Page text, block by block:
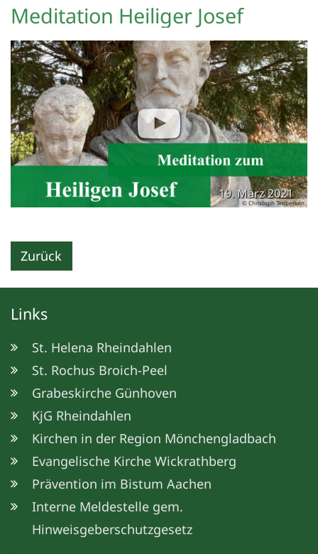
Meditation Heiliger Josef
19. März 2021
© Christoph Tenberken
Zurück
Links
St. Helena Rheindahlen
St. Rochus Broich-Peel
Grabeskirche Günhoven
KjG Rheindahlen
Kirchen in der Region Mönchengladbach
Evangelische Kirche Wickrathberg
Prävention im Bistum Aachen
Interne Meldestelle gem.
Hinweisgeberschutzgesetz